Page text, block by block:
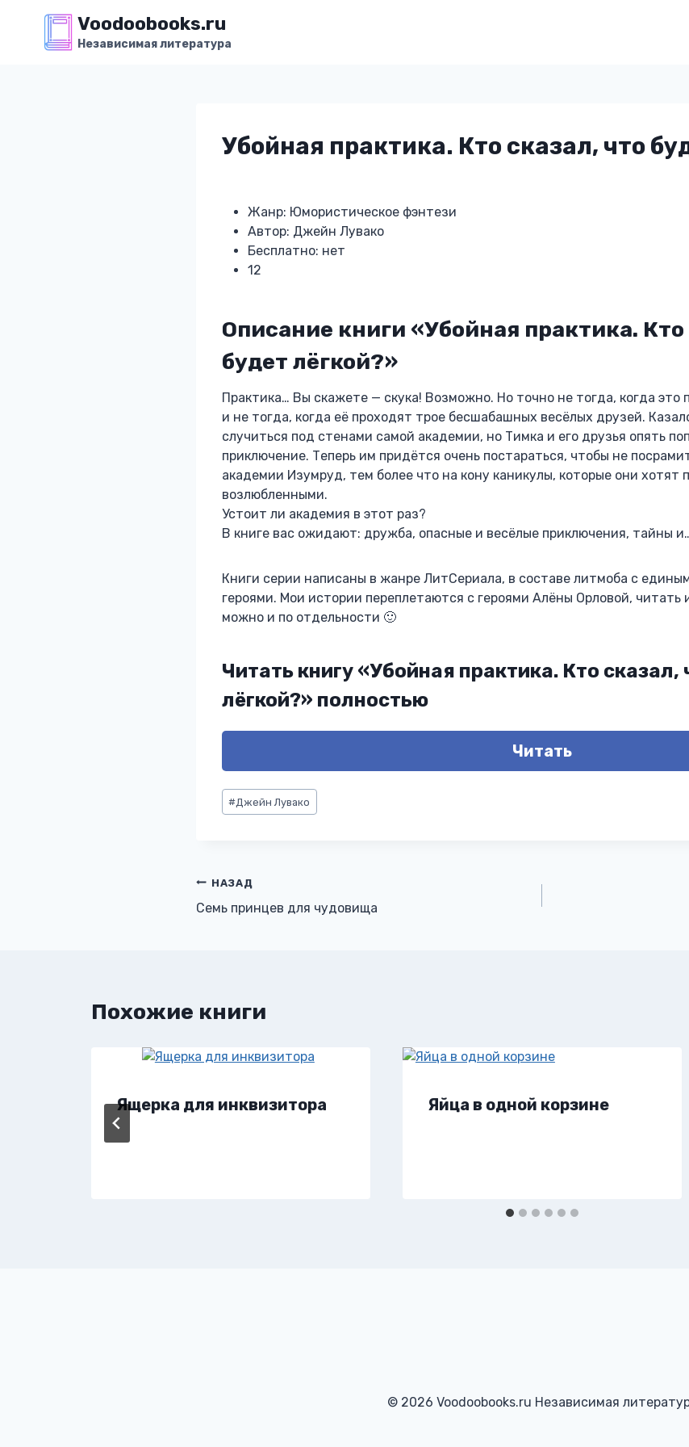
содержимому
Voodoobooks.ru
Независимая литература
Убойная практика. Кто сказал, что
Жанр: Юмористическое фэнтези
Автор: Джейн Лувако
Бесплатно: нет
12
Описание книги «Убойная практика. Кто
будет лёгкой?»
Практика… Вы скажете — скука! Возможно. Но точно не тогда, когда это
и не тогда, когда её проходят трое бесшабашных весёлых друзей.
случиться под стенами самой академии, но Тимка и его друзья опять
приключение. Теперь им придётся очень постараться, чтобы не
академии Изумруд, тем более что на кону каникулы, которые они хотят
возлюбленными.
Устоит ли академия в этот раз?
В книге вас ожидают: дружба, опасные и весёлые приключения, тайны
Книги серии написаны в жанре ЛитСериала, в составе литмоба с
героями. Мои истории переплетаются с героями Алёны Орловой, читать
можно и по отдельности 🙂
Читать книгу «Убойная практика. Кто сказал,
лёгкой?» полностью
Читать
Метки
записи:
#Джейн Лувако
Навигация
по
НАЗАД
Семь принцев для чудовища
Похожие книги
Ящерка для инквизитора Яйца в одной корзине
© 2026 Voodoobooks.ru Независимая